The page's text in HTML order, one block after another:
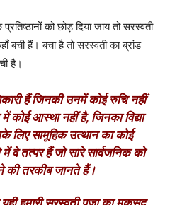
को छोड़ दिया जाय तो सरस्वती
हैं। बचा है तो सरस्वती का ब्रांड
है।
हैं जिनकी उनमें कोई रुचि नहीं
कोई आस्था नहीं है, जिनका विद्या
लिए सामूहिक उत्थान का कोई
तत्पर हैं जो सारे सार्वजनिक को
की तरकीब जानते हैं।